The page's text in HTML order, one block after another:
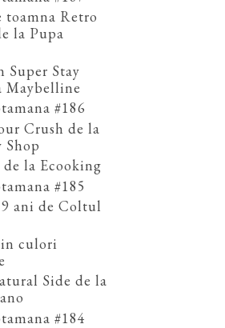
toamna Retro
la Pupa
Super Stay
Maybelline
#186
Crush de la
Shop
de la Ecooking
#185
ani de Coltul
in culori
Side de la
#184